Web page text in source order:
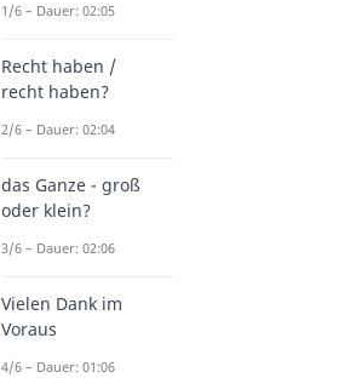
Dauer: 00:59
Dauer: 01:15
1/6 – Dauer: 02:05
Recht haben /
recht haben?
2/6 – Dauer: 02:04
das Ganze - groß
oder klein?
3/6 – Dauer: 02:06
Vielen Dank im
Voraus
4/6 – Dauer: 01:06